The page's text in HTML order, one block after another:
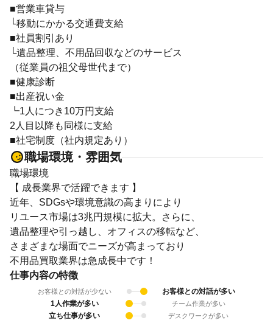
■営業車貸与
└移動にかかる交通費支給
■社員割引あり
└遺品整理、不用品回収などのサービス
（従業員の祖父母世代まで）
■健康診断
■出産祝い金
┗1人につき10万円支給
2人目以降も同様に支給
■社宅制度（社内規定あり）
職場環境・雰囲気
職場環境
【 成長業界で活躍できます 】
近年、SDGsや環境意識の高まりにより
リユース市場は3兆円規模に拡大。さらに、
遺品整理や引っ越し、オフィスの移転など、
さまざまな場面でニーズが高まっており
不用品買取業界は急成長中です！
仕事内容の特徴
お客様との対話が少ない
お客様との対話が多い
1人作業が多い
チーム作業が多い
立ち仕事が多い
デスクワークが多い